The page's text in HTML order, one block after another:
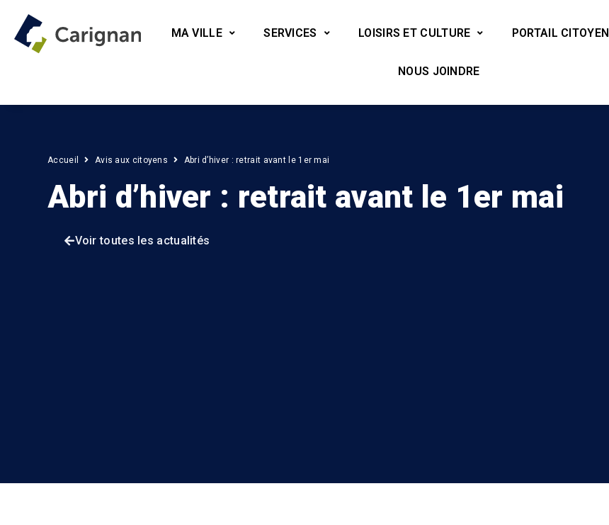
MA VILLE SERVICES LOISIRS ET CULTURE PORTAIL CITOYEN
NOUS JOINDRE
Accueil Avis aux citoyens Abri d’hiver : retrait avant le 1er mai
Abri d’hiver : retrait avant le 1er mai
Voir toutes les actualités